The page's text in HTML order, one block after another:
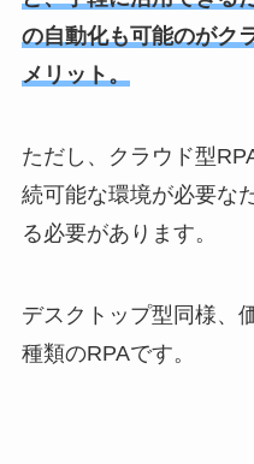
の自動化も可能のがク
メリット。
ただし、クラウド型
続可能な環境が必要な
る必要があります。
デスクトップ型同様、
種類のRPAです。